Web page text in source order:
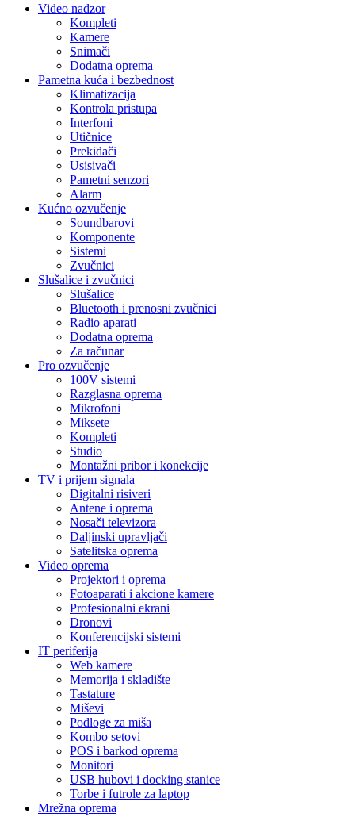
Video nadzor
Kompleti
Kamere
Snimači
Dodatna oprema
Pametna kuća i bezbednost
Klimatizacija
Kontrola pristupa
Interfoni
Utičnice
Prekidači
Usisivači
Pametni senzori
Alarm
Kućno ozvučenje
Soundbarovi
Komponente
Sistemi
Zvučnici
Slušalice i zvučnici
Slušalice
Bluetooth i prenosni zvučnici
Radio aparati
Dodatna oprema
Za računar
Pro ozvučenje
100V sistemi
Razglasna oprema
Mikrofoni
Miksete
Kompleti
Studio
Montažni pribor i konekcije
TV i prijem signala
Digitalni risiveri
Antene i oprema
Nosači televizora
Daljinski upravljači
Satelitska oprema
Video oprema
Projektori i oprema
Fotoaparati i akcione kamere
Profesionalni ekrani
Dronovi
Konferencijski sistemi
IT periferija
Web kamere
Memorija i skladište
Tastature
Miševi
Podloge za miša
Kombo setovi
POS i barkod oprema
Monitori
USB hubovi i docking stanice
Torbe i futrole za laptop
Mrežna oprema